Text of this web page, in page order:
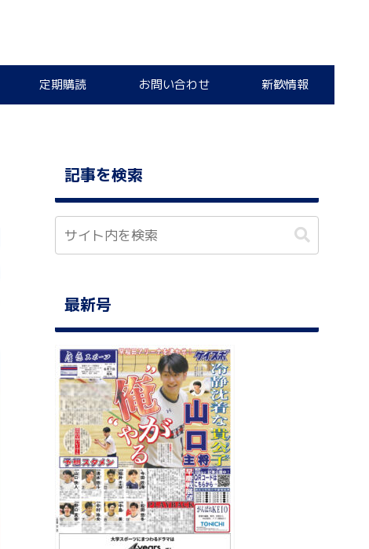
定期購読 お問い合わせ 新歓情報
記事を検索
最新号